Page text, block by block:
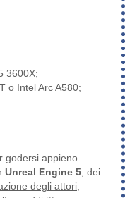
3600X;
o Intel Arc A580;
godersi appieno
Unreal Engine 5, dei
degli attori,